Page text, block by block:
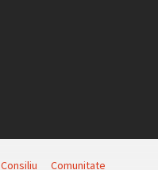
Consiliu Comunitate